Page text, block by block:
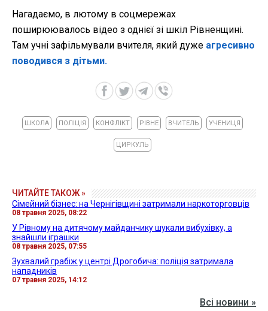
Нагадаємо, в лютому в соцмережах
поширюювалось відео з однієї зі шкіл Рівненщині.
Там учні зафільмували вчителя, який дуже агресивно
поводився з дітьми.
ШКОЛА ПОЛІЦІЯ КОНФЛІКТ РІВНЕ ВЧИТЕЛЬ УЧЕНИЦЯ
ЦИРКУЛЬ
ЧИТАЙТЕ ТАКОЖ »
Сімейний бізнес: на Чернігівщині затримали наркоторговців
08 травня 2025, 08:22
У Рівному на дитячому майданчику шукали вибухівку, а
знайшли іграшки
08 травня 2025, 07:55
Зухвалий грабіж у центрі Дрогобича: поліція затримала
нападників
07 травня 2025, 14:12
Всі новини »